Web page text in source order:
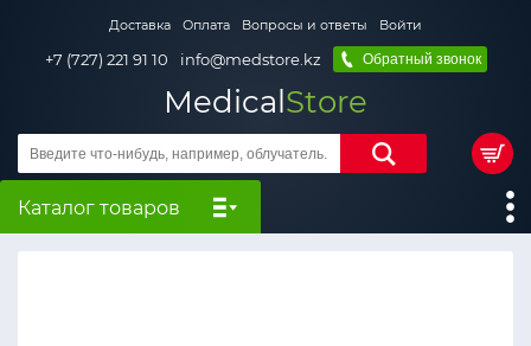
Доставка Оплата Вопросы и ответы Войти
+7 (727) 221 91 10 info@medstore.kz Обратный звонок
MedicalStore
Каталог товаров